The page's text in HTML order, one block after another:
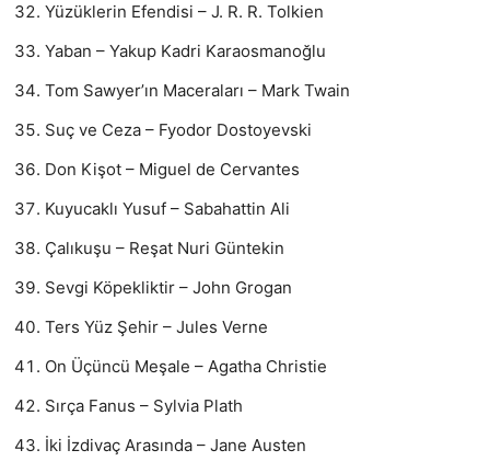
Yüzüklerin Efendisi – J. R. R. Tolkien
Yaban – Yakup Kadri Karaosmanoğlu
Tom Sawyer’ın Maceraları – Mark Twain
Suç ve Ceza – Fyodor Dostoyevski
Don Kişot – Miguel de Cervantes
Kuyucaklı Yusuf – Sabahattin Ali
Çalıkuşu – Reşat Nuri Güntekin
Sevgi Köpekliktir – John Grogan
Ters Yüz Şehir – Jules Verne
On Üçüncü Meşale – Agatha Christie
Sırça Fanus – Sylvia Plath
İki İzdivaç Arasında – Jane Austen